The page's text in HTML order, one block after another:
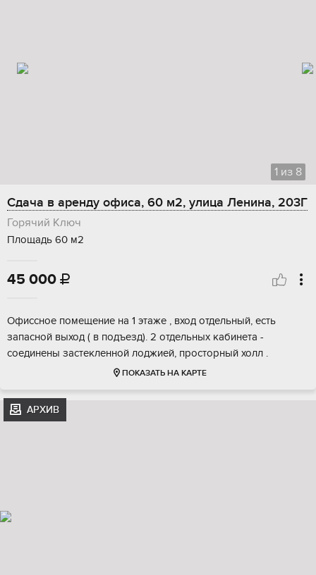
1 из 8
Сдача в аренду офиса, 60 м2, улица Ленина, 203Г
Горячий Ключ
Площадь 60 м2
45 000 
Офиссное помещение на 1 этаже , вход отдельный, есть
запасной выход ( в подъезд). 2 отдельных кабинета -
соединены застекленной лоджией, просторный холл .
ПОКАЗАТЬ НА КАРТЕ
АРХИВ